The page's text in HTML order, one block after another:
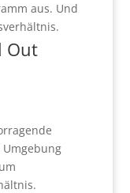
aus. Und
Out